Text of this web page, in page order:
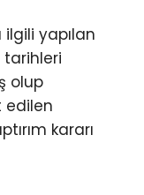
yapılan
tarihleri
olup
edilen
kararı